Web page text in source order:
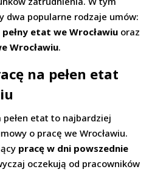
dwa popularne rodzaje umów:
pełny etat we Wrocławiu oraz
Wrocławiu.
na pełen etat
pełen etat to najbardziej
o pracę we Wrocławiu.
pracę w dni powszednie
oczekują od pracowników